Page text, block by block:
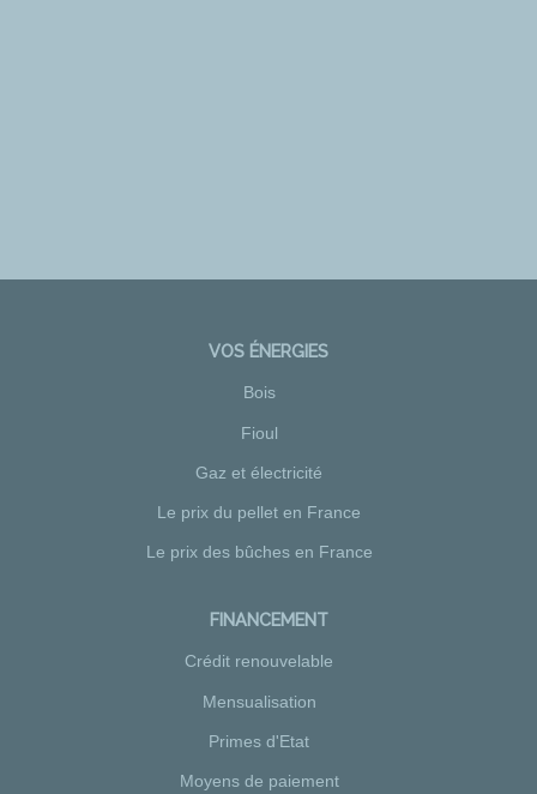
VOS ÉNERGIES
Bois
Fioul
Gaz et électricité
Le prix du pellet en France
Le prix des bûches en France
FINANCEMENT
Crédit renouvelable
Mensualisation
Primes d'Etat
Moyens de paiement